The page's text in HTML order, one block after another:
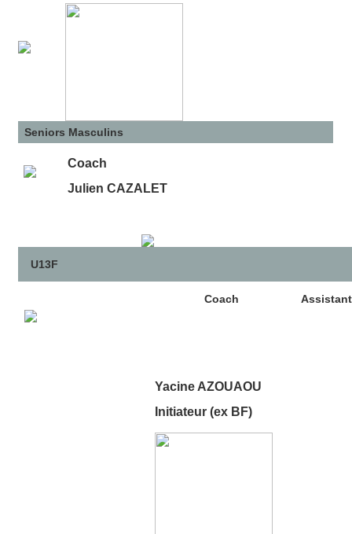
Seniors Masculins
Coach
Julien CAZALET
U13F
Coach Assistant
Yacine AZOUAOU
Initiateur (ex BF)